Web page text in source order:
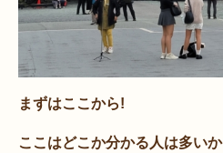
まずはここから!
ここはどこか分かる人は多い